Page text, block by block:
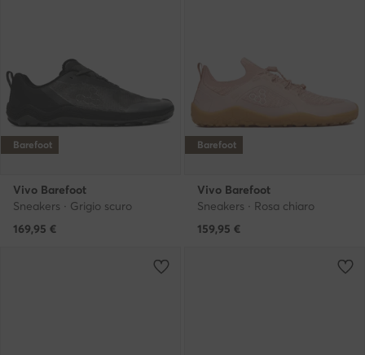
Barefoot
Vivo Barefoot
Sneakers · Grigio scuro
169,95 €
Barefoot
Vivo Barefoot
Sneakers · Rosa chiaro
159,95 €